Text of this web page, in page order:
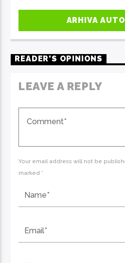
ARHIVA
READER'S OPINIONS
LEAVE A REPLY
Your email address will not be
marked *